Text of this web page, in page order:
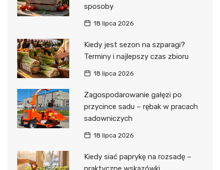
sposoby
18 lipca 2026
Kiedy jest sezon na szparagi?
Terminy i najlepszy czas zbioru
18 lipca 2026
Zagospodarowanie gałęzi po
przycince sadu – rębak w pracach
sadowniczych
18 lipca 2026
Kiedy siać paprykę na rozsadę –